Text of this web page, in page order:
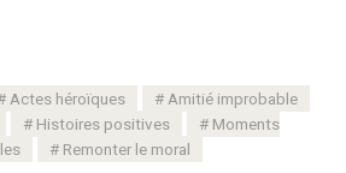
Actes héroïques
Amitié improbable
Histoires positives
Moments
Remonter le moral